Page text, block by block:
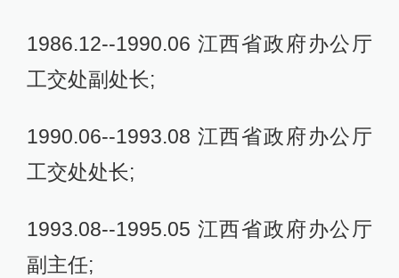
1986.12--1990.06 江西省政府办公厅
工交处副处长;
1990.06--1993.08 江西省政府办公厅
工交处处长;
1993.08--1995.05 江西省政府办公厅
副主任;